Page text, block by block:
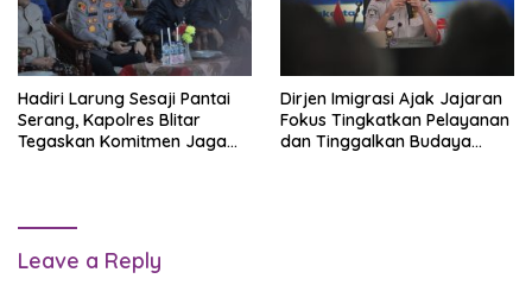
Hadiri Larung Sesaji Pantai
Serang, Kapolres Blitar
Tegaskan Komitmen Jaga
Dirjen Imigrasi Ajak Jajaran
Fokus Tingkatkan Pelayanan
dan Tinggalkan Budaya
Leave a Reply